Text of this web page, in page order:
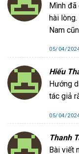
Mình đã
hài
Nam
05/04/
Hiếu
Hướng
tác giả
05/04/
Thanh
Bài viết